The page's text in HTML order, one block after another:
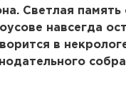
Светлая
навсегда
в